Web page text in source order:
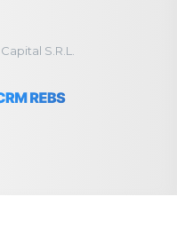
S.R.L.